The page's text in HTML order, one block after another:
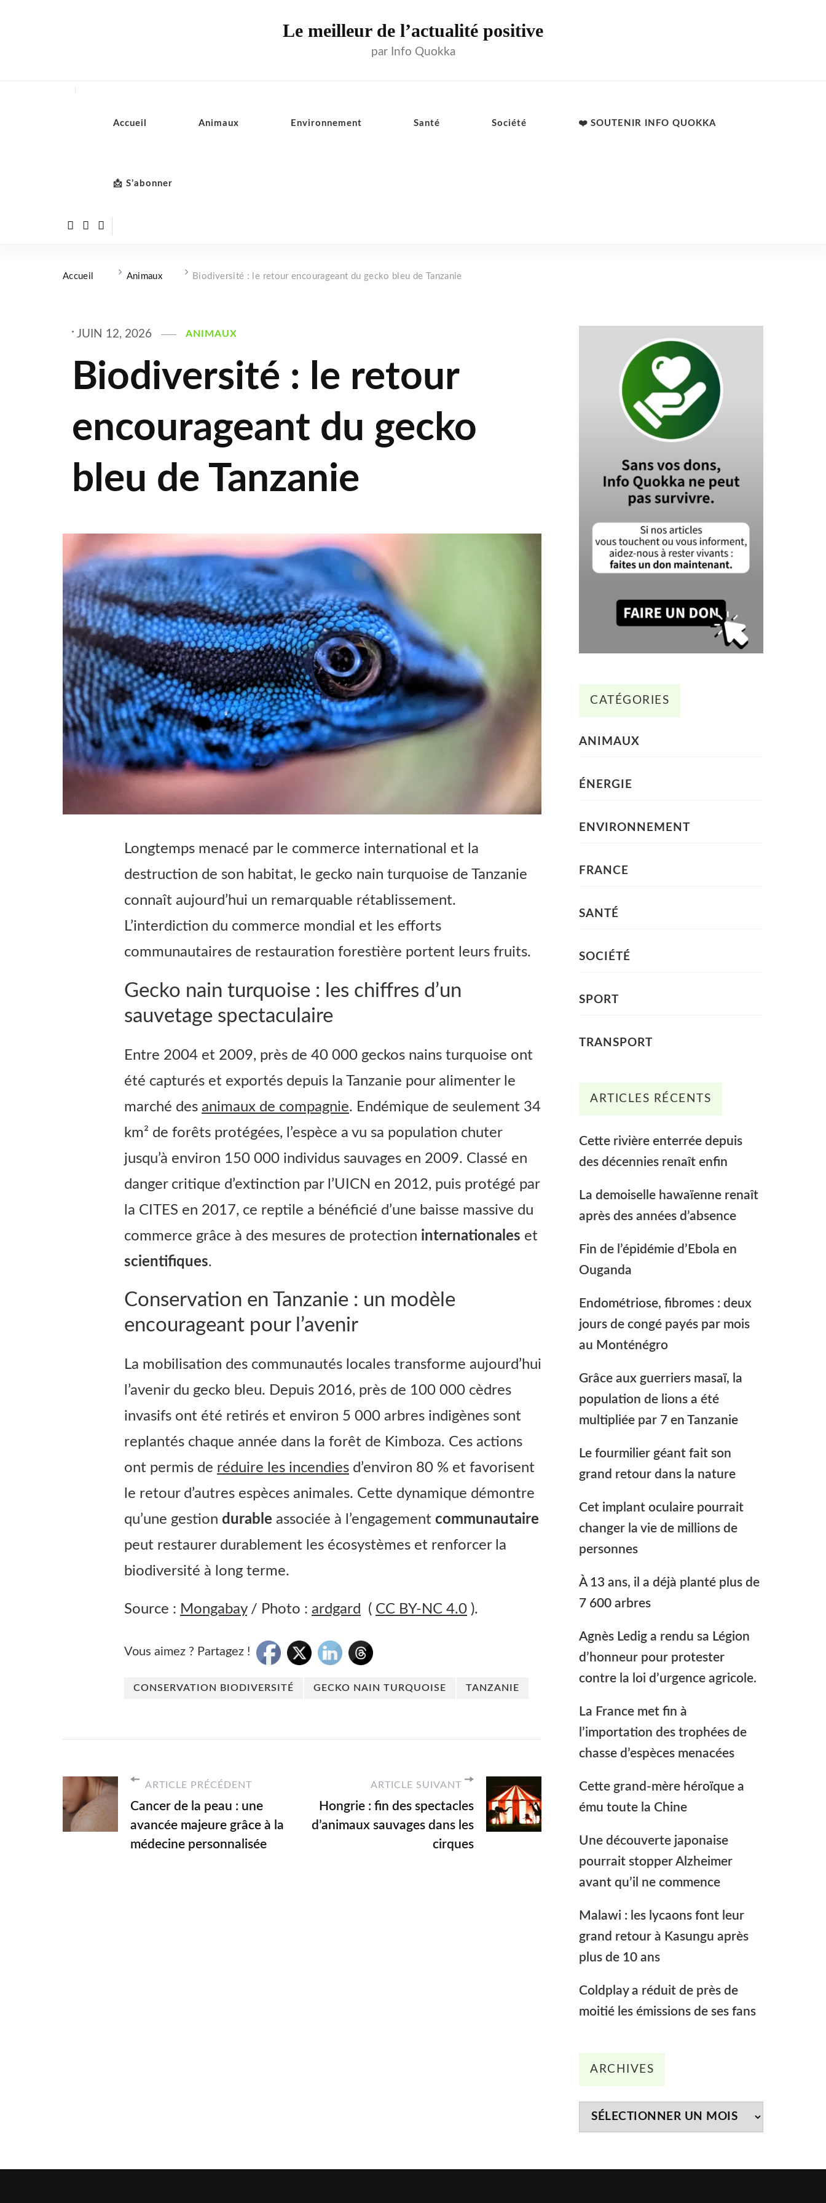
Le meilleur de l’actualité positive
par Info Quokka
Accueil Animaux Environnement Santé Société ❤️ SOUTENIR INFO QUOKKA
📩 S’abonner
Accueil Animaux Biodiversité : le retour encourageant du gecko bleu de Tanzanie
JUIN 12, 2026 ANIMAUX
Biodiversité : le retour
encourageant du gecko
bleu de Tanzanie
Longtemps menacé par le commerce international et la
destruction de son habitat, le gecko nain turquoise de Tanzanie
connaît aujourd’hui un remarquable rétablissement.
L’interdiction du commerce mondial et les efforts
communautaires de restauration forestière portent leurs fruits.
Gecko nain turquoise : les chiffres d’un
sauvetage spectaculaire
Entre 2004 et 2009, près de 40 000 geckos nains turquoise ont
été capturés et exportés depuis la Tanzanie pour alimenter le
marché des animaux de compagnie. Endémique de seulement 34
km² de forêts protégées, l’espèce a vu sa population chuter
jusqu’à environ 150 000 individus sauvages en 2009. Classé en
danger critique d’extinction par l’UICN en 2012, puis protégé par
la CITES en 2017, ce reptile a bénéficié d’une baisse massive du
commerce grâce à des mesures de protection internationales et
scientifiques.
Conservation en Tanzanie : un modèle
encourageant pour l’avenir
La mobilisation des communautés locales transforme aujourd’hui
l’avenir du gecko bleu. Depuis 2016, près de 100 000 cèdres
invasifs ont été retirés et environ 5 000 arbres indigènes sont
replantés chaque année dans la forêt de Kimboza. Ces actions
ont permis de réduire les incendies d’environ 80 % et favorisent
le retour d’autres espèces animales. Cette dynamique démontre
qu’une gestion durable associée à l’engagement communautaire
peut restaurer durablement les écosystèmes et renforcer la
biodiversité à long terme.
Source : Mongabay/ Photo : ardgard ( CC BY-NC 4.0 ).
Vous aimez ? Partagez !
CONSERVATION BIODIVERSITÉ GECKO NAIN TURQUOISE TANZANIE
ARTICLE PRÉCÉDENT
Cancer de la peau : une
avancée majeure grâce à la
médecine personnalisée
ARTICLE SUIVANT
Hongrie : fin des spectacles
d’animaux sauvages dans les
cirques
CATÉGORIES
ANIMAUX
ÉNERGIE
ENVIRONNEMENT
FRANCE
SANTÉ
SOCIÉTÉ
SPORT
TRANSPORT
ARTICLES RÉCENTS
Cette rivière enterrée depuis
des décennies renaît enfin
La demoiselle hawaïenne renaît
après des années d’absence
Fin de l’épidémie d’Ebola en
Ouganda
Endométriose, fibromes : deux
jours de congé payés par mois
au Monténégro
Grâce aux guerriers masaï, la
population de lions a été
multipliée par 7 en Tanzanie
Le fourmilier géant fait son
grand retour dans la nature
Cet implant oculaire pourrait
changer la vie de millions de
personnes
À 13 ans, il a déjà planté plus de
7 600 arbres
Agnès Ledig a rendu sa Légion
d’honneur pour protester
contre la loi d’urgence agricole.
La France met fin à
l’importation des trophées de
chasse d’espèces menacées
Cette grand-mère héroïque a
ému toute la Chine
Une découverte japonaise
pourrait stopper Alzheimer
avant qu’il ne commence
Malawi : les lycaons font leur
grand retour à Kasungu après
plus de 10 ans
Coldplay a réduit de près de
moitié les émissions de ses fans
ARCHIVES